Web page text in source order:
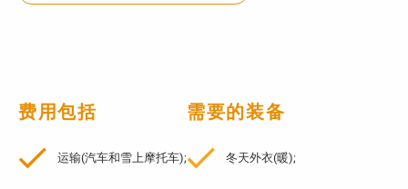
费用包括
运输(汽车和雪上摩托车);
需要的装备
冬天外衣(暖);